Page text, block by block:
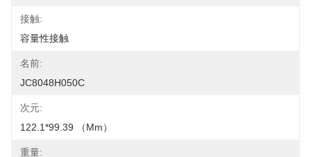
接触:
容量性接触
名前:
JC8048H050C
次元:
122.1*99.39 （mm）
重量: